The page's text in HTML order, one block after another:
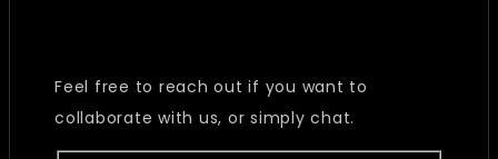
Feel free to reach out if you want to
collaborate with us, or simply chat.